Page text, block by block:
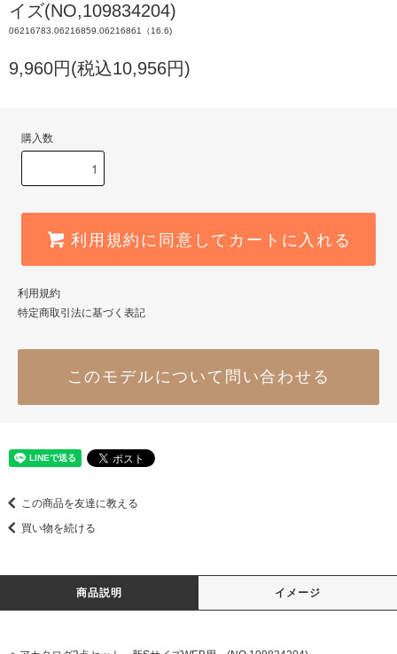
イズ(NO,109834204)
06216783.06216859.06216861（16.6)
9,960円(税込10,956円)
購入数
利用規約に同意してカートに入れる
利用規約
特定商取引法に基づく表記
このモデルについて問い合わせる
この商品を友達に教える
買い物を続ける
商品説明 イメージ